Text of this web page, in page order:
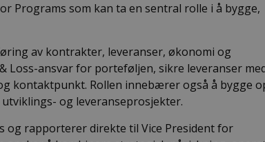
Programs som kan ta en sentral rolle i å bygge,
av kontrakter, leveranser, økonomi og
Loss-ansvar for porteføljen, sikre leveranser
kontaktpunkt. Rollen innebærer også å bygge
og leveranseprosjekter.
og rapporterer direkte til Vice President for